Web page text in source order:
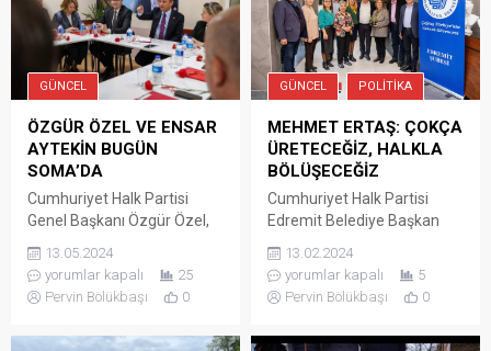
GÜNCEL
ÖZGÜR ÖZEL VE ENSAR
AYTEKİN BUGÜN
SOMA’DA
Cumhuriyet Halk Partisi
Genel Başkanı Özgür Özel,
Başkan Yardımcısı Ensar
Aytekin ve Balıkesir İl
Başkanı Erden Köybaşı
13.05.2024
yorumlar kapalı
25
Pervin Bölükbaşı
0
GÜNCEL POLITIKA
MEHMET ERTAŞ: ÇOKÇA
ÜRETECEĞİZ, HALKLA
BÖLÜŞECEĞİZ
Cumhuriyet Halk Partisi
Edremit Belediye Başkan
kalkınma politikalarının,
çokça üretmeyi, halkla
bölüşmeyi hedeflediklerini
13.02.2024
yorumlar kapalı
5
Pervin Bölükbaşı
0